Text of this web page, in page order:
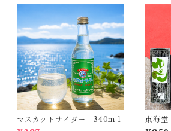
マスカットサイダー 340ｍｌ 東海堂